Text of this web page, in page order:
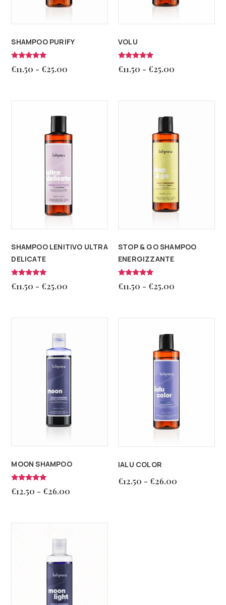
SHAMPOO PURIFY
Valutato
4.92
€11.50 - €25.00
VOLU
Valutato
5.00
€11.50 - €25.00
SHAMPOO LENITIVO ULTRA
DELICATE
Valutato
4.86
€11.50 - €25.00
STOP & GO SHAMPOO
ENERGIZZANTE
Valutato
5.00
€11.50 - €25.00
MOON SHAMPOO
Valutato
5.00
€12.50 - €26.00
IALU COLOR
€12.50 - €26.00